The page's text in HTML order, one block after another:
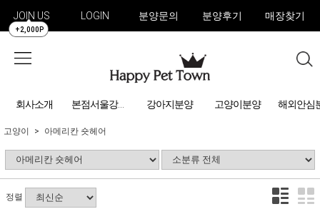
JOIN US
+2,000P
LOGIN 분양문의 분양후기 매장찾기
회사소개 본점서울강아지분양 강아지분양 고양이분양 해외안심
고양이 아메리칸 숏헤어
정렬